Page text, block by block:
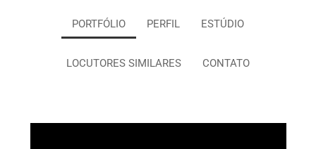
PORTFÓLIO PERFIL ESTÚDIO
LOCUTORES SIMILARES CONTATO